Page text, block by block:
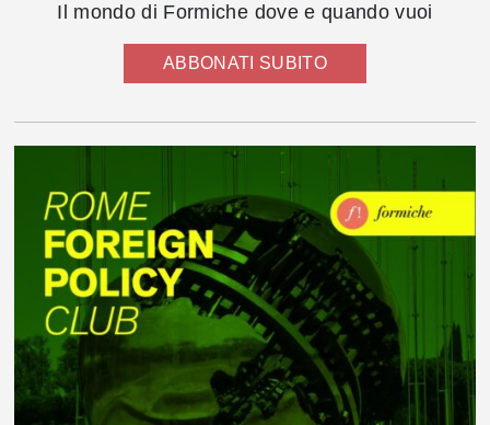
Il mondo di Formiche dove e quando vuoi
ABBONATI SUBITO